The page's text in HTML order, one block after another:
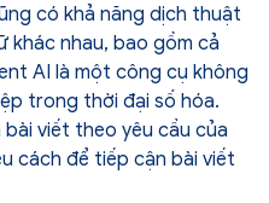
có khả năng dịch thuật
khác nhau, bao gồm cả
AI là một công cụ không
trong thời đại số hóa.
viết theo yêu cầu của
cách để tiếp cận bài viết